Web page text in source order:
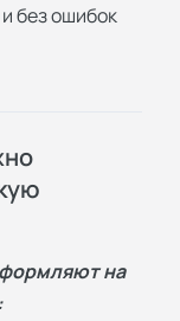
без ошибок
на